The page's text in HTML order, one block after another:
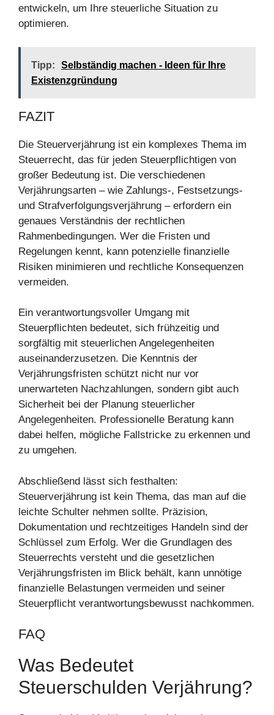
entwickeln, um Ihre steuerliche Situation zu
optimieren.
Tipp:
Selbständig machen - Ideen für Ihre
Existenzgründung
FAZIT
Die Steuerverjährung ist ein komplexes Thema im
Steuerrecht, das für jeden Steuerpflichtigen von
großer Bedeutung ist. Die verschiedenen
Verjährungsarten – wie Zahlungs-, Festsetzungs-
und Strafverfolgungsverjährung – erfordern ein
genaues Verständnis der rechtlichen
Rahmenbedingungen. Wer die Fristen und
Regelungen kennt, kann potenzielle finanzielle
Risiken minimieren und rechtliche Konsequenzen
vermeiden.
Ein verantwortungsvoller Umgang mit
Steuerpflichten bedeutet, sich frühzeitig und
sorgfältig mit steuerlichen Angelegenheiten
auseinanderzusetzen. Die Kenntnis der
Verjährungsfristen schützt nicht nur vor
unerwarteten Nachzahlungen, sondern gibt auch
Sicherheit bei der Planung steuerlicher
Angelegenheiten. Professionelle Beratung kann
dabei helfen, mögliche Fallstricke zu erkennen und
zu umgehen.
Abschließend lässt sich festhalten:
Steuerverjährung ist kein Thema, das man auf die
leichte Schulter nehmen sollte. Präzision,
Dokumentation und rechtzeitiges Handeln sind der
Schlüssel zum Erfolg. Wer die Grundlagen des
Steuerrechts versteht und die gesetzlichen
Verjährungsfristen im Blick behält, kann unnötige
finanzielle Belastungen vermeiden und seiner
Steuerpflicht verantwortungsbewusst nachkommen.
FAQ
Was Bedeutet
Steuerschulden Verjährung?